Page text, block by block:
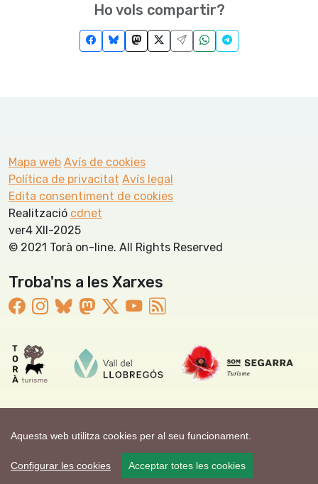
Aquesta web utilitza cookies per al seu funcionament.
Configurar les cookies Acceptar totes les cookies
Ho vols compartir?
Mapa web Avís de cookies
Política de privacitat Avís legal
Edita consentiment de cookies
Realització cdnet
ver4 XII-2025
© 2021 Torà on-line. All Rights Reserved
Troba'ns a les Xarxes